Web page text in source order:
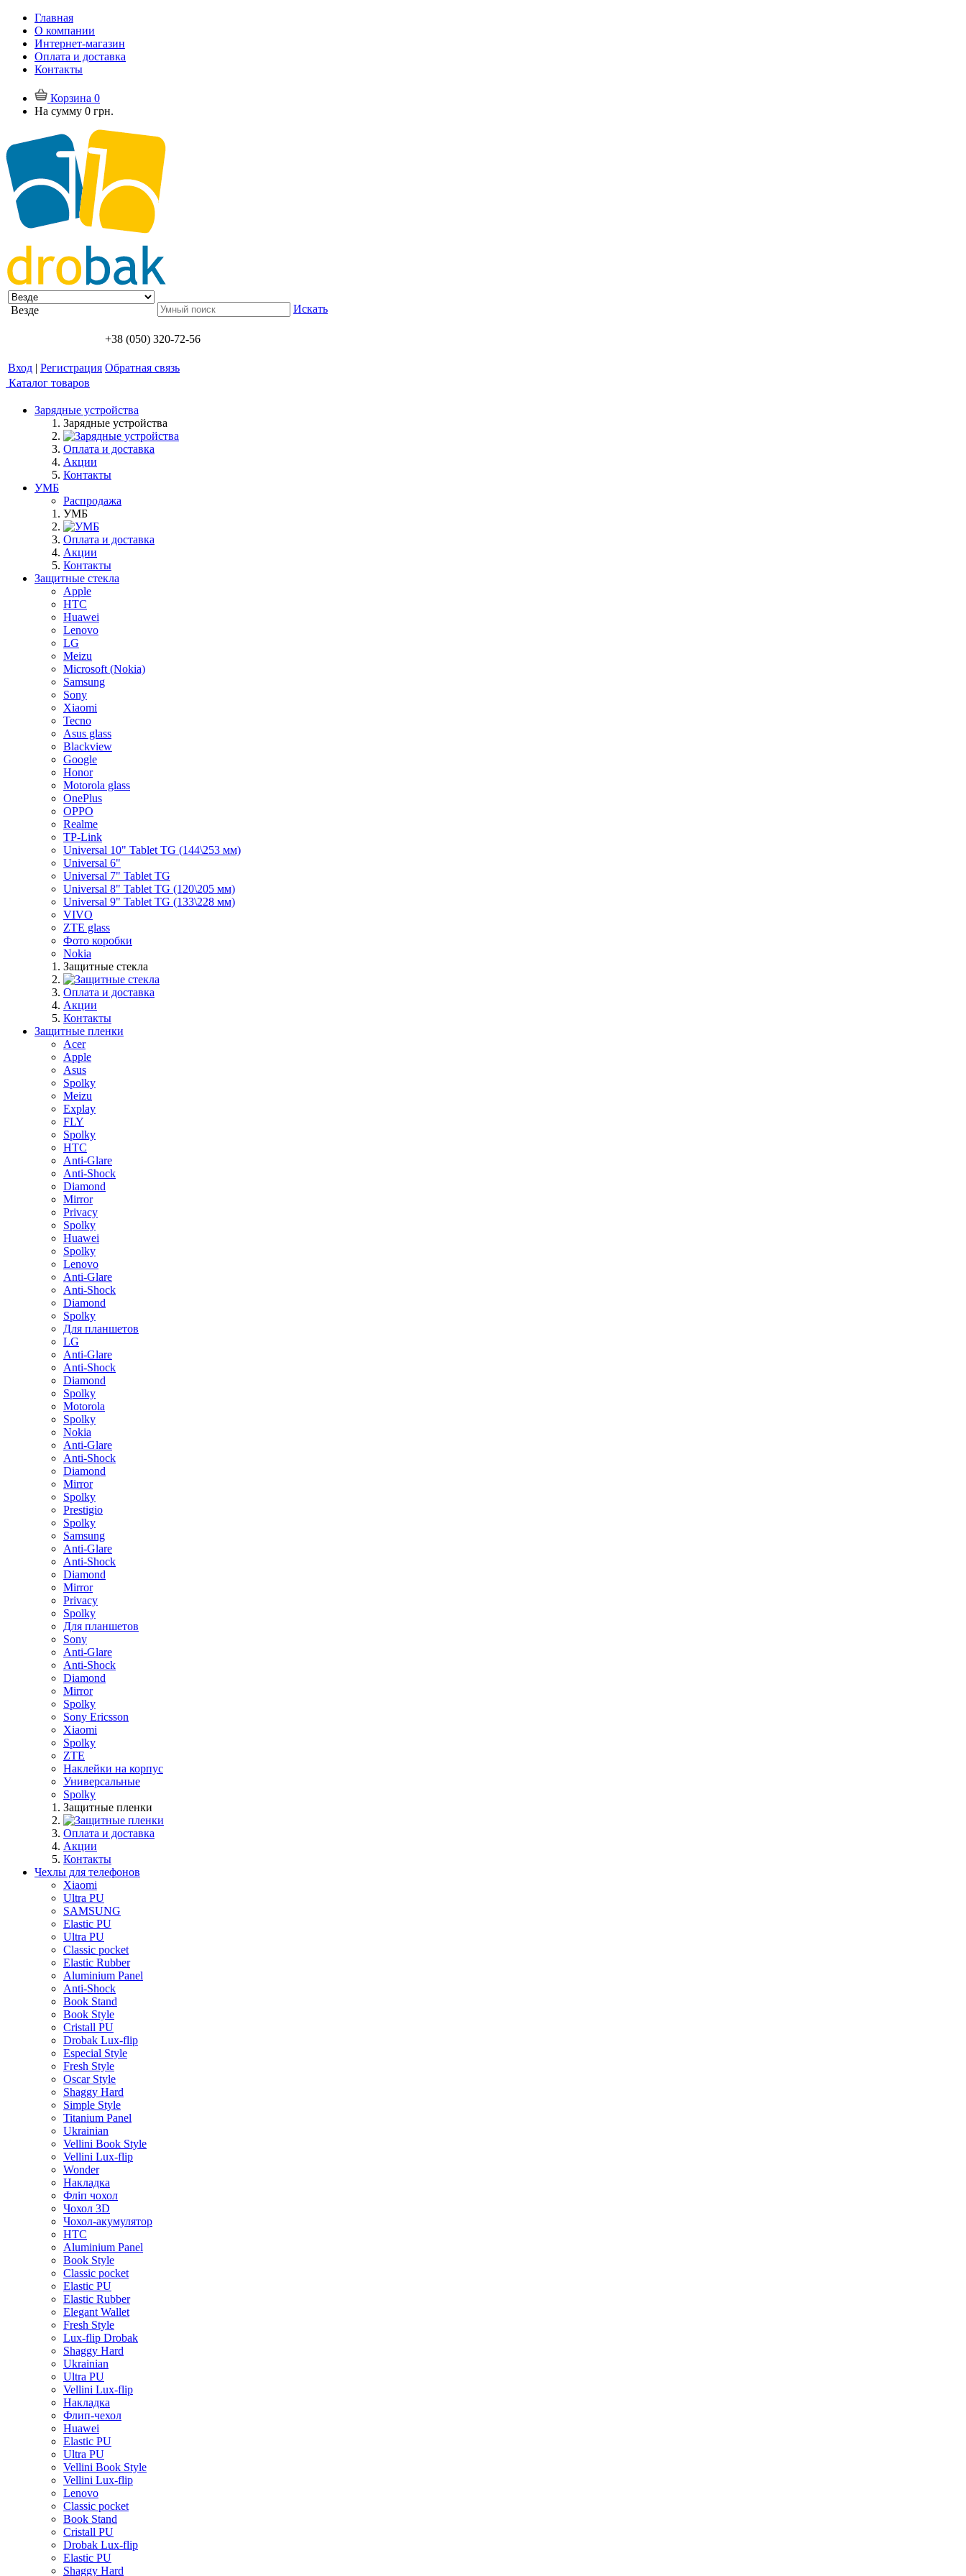
Главная
О компании
Интернет-магазин
Оплата и доставка
Контакты
Корзина 0
На сумму 0 грн.
Везде Искать
+38 (050) 320-72-56
Вход | Регистрация Обратная связь
Каталог товаров
Зарядные устройства
Зарядные устройства
Оплата и доставка
Акции
Контакты
УМБ
Распродажа
УМБ
Оплата и доставка
Акции
Контакты
Защитные стекла
Apple
HTC
Huawei
Lenovo
LG
Meizu
Microsoft (Nokia)
Samsung
Sony
Xiaomi
Tecno
Asus glass
Blackview
Google
Honor
Motorola glass
OnePlus
OPPO
Realme
TP-Link
Universal 10" Tablet TG (144\253 мм)
Universal 6"
Universal 7" Tablet TG
Universal 8" Tablet TG (120\205 мм)
Universal 9" Tablet TG (133\228 мм)
VIVO
ZTE glass
Фото коробки
Nokia
Защитные стекла
Оплата и доставка
Акции
Контакты
Защитные пленки
Acer
Apple
Asus
Spolky
Meizu
Explay
FLY
Spolky
HTC
Anti-Glare
Anti-Shock
Diamond
Mirror
Privacy
Spolky
Huawei
Spolky
Lenovo
Anti-Glare
Anti-Shock
Diamond
Spolky
Для планшетов
LG
Anti-Glare
Anti-Shock
Diamond
Spolky
Motorola
Spolky
Nokia
Anti-Glare
Anti-Shock
Diamond
Mirror
Spolky
Prestigio
Spolky
Samsung
Anti-Glare
Anti-Shock
Diamond
Mirror
Privacy
Spolky
Для планшетов
Sony
Anti-Glare
Anti-Shock
Diamond
Mirror
Spolky
Sony Ericsson
Xiaomi
Spolky
ZTE
Наклейки на корпус
Универсальные
Spolky
Защитные пленки
Оплата и доставка
Акции
Контакты
Чехлы для телефонов
Xiaomi
Ultra PU
SAMSUNG
Elastic PU
Ultra PU
Classic pocket
Elastic Rubber
Aluminium Panel
Anti-Shock
Book Stand
Book Style
Cristall PU
Drobak Lux-flip
Especial Style
Fresh Style
Oscar Style
Shaggy Hard
Simple Style
Titanium Panel
Ukrainian
Vellini Book Style
Vellini Lux-flip
Wonder
Накладка
Фліп чохол
Чохол 3D
Чохол-акумулятор
HTC
Aluminium Panel
Book Style
Classic pocket
Elastic PU
Elastic Rubber
Elegant Wallet
Fresh Style
Lux-flip Drobak
Shaggy Hard
Ukrainian
Ultra PU
Vellini Lux-flip
Накладка
Флип-чехол
Huawei
Elastic PU
Ultra PU
Vellini Book Style
Vellini Lux-flip
Lenovo
Classic pocket
Book Stand
Cristall PU
Drobak Lux-flip
Elastic PU
Shaggy Hard